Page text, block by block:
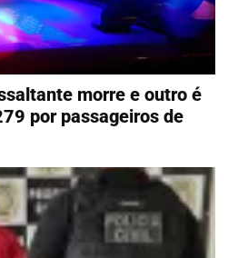
morre e outro é
por passageiros de